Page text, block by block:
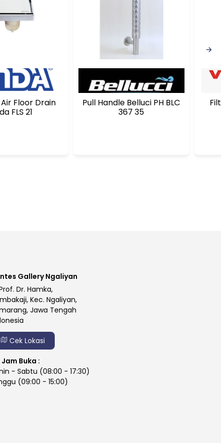
Floor Drain
FLS 21
Pull Handle Belluci PH BLC
367 35
Gallery Ngaliyan
Dr. Hamka,
Kec. Ngaliyan,
Jawa Tengah
Cek Lokasi
Jam Buka :
- Sabtu (08:00 - 17:30)
(09:00 - 15:00)